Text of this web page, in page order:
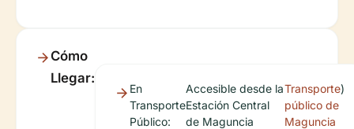
Cómo
Llegar:
En
Transporte
Público:
Accesible desde la
Estación Central
de Maguncia
Transporte
público de
Maguncia
)